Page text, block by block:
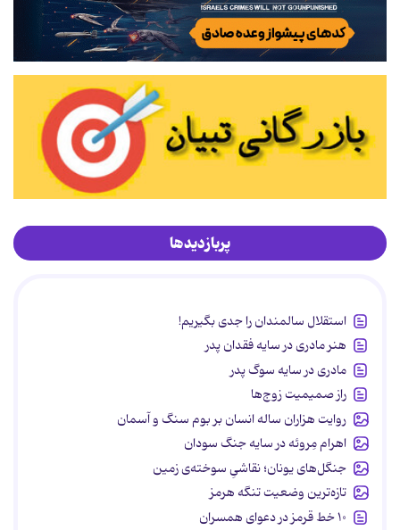
پربازدیدها
استقلال سالمندان را جدی بگیریم!
هنر مادری در سایه‌ فقدان پدر
مادری در سایه سوگ پدر
راز صمیمیت زوج‌ها
روایت هزاران ساله انسان بر بوم سنگ و آسمان
اهرام مِروئه در سایه جنگ سودان
جنگل‌های یونان؛ نقاشیِ سوخته‌ی زمین
تازه‌ترین وضعیت تنگه هرمز
۱۰ خط قرمز در دعوای همسران